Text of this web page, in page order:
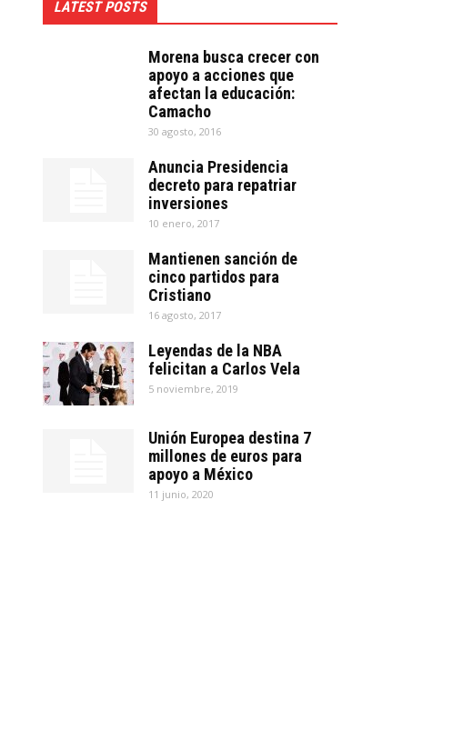
LATEST POSTS
Morena busca crecer con
apoyo a acciones que
afectan la educación:
Camacho
30 agosto, 2016
Anuncia Presidencia
decreto para repatriar
inversiones
10 enero, 2017
Mantienen sanción de
cinco partidos para
Cristiano
16 agosto, 2017
Leyendas de la NBA
felicitan a Carlos Vela
5 noviembre, 2019
Unión Europea destina 7
millones de euros para
apoyo a México
11 junio, 2020